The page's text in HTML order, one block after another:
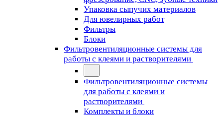
Упаковка сыпучих материалов
Для ювелирных работ
Фильтры
Блоки
Фильтровентиляционные системы для
работы с клеями и растворителями
Фильтровентиляционные системы
для работы с клеями и
растворителями
Комплекты и блоки